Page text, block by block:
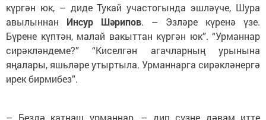
күргән юк, – диде Тукай участогында эшләүче, Шура
авылыннан Инсур Шәрипов. – Эзләре күренә үзе.
Бүрене күптән, малай вакыттан күргән юк”. “Урманнар
сирәкләндеме?” “Киселгән агачларның урынына
яңалары, яшьләре утыртыла. Урманнарга сирәкләнергә
ирек бирмибез”.
– Бездә катнаш урманнар, – дип сүзне дәвам итте